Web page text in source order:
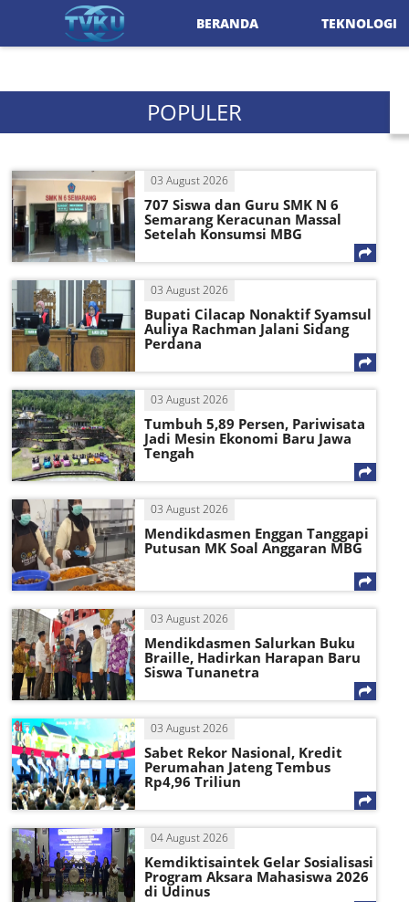
BERANDA TEKNOLOGI
POPULER
03 August 2026
707 Siswa dan Guru SMK N 6
Semarang Keracunan Massal
Setelah Konsumsi MBG
03 August 2026
Bupati Cilacap Nonaktif Syamsul
Auliya Rachman Jalani Sidang
Perdana
03 August 2026
Tumbuh 5,89 Persen, Pariwisata
Jadi Mesin Ekonomi Baru Jawa
Tengah
03 August 2026
Mendikdasmen Enggan Tanggapi
Putusan MK Soal Anggaran MBG
03 August 2026
Mendikdasmen Salurkan Buku
Braille, Hadirkan Harapan Baru
Siswa Tunanetra
03 August 2026
Sabet Rekor Nasional, Kredit
Perumahan Jateng Tembus
Rp4,96 Triliun
04 August 2026
Kemdiktisaintek Gelar Sosialisasi
Program Aksara Mahasiswa 2026
di Udinus